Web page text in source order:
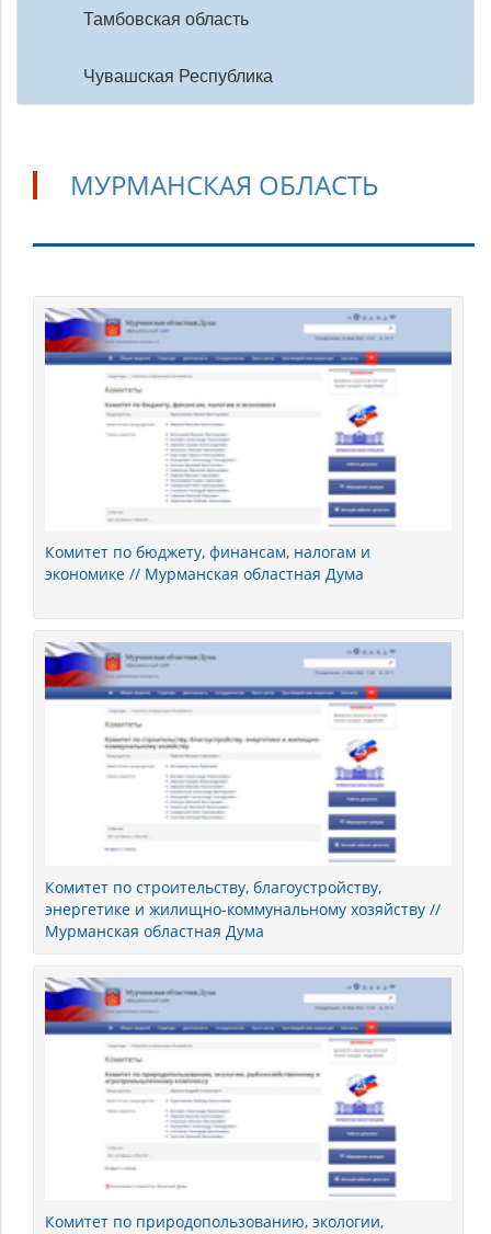
Тамбовская область
Чувашская Республика
МУРМАНСКАЯ ОБЛАСТЬ
Мурманская
область
Комитет по бюджету, финансам, налогам и
экономике // Мурманская областная Дума
Комитет по строительству, благоустройству,
энергетике и жилищно-коммунальному хозяйству //
Мурманская областная Дума
Комитет по природопользованию, экологии,